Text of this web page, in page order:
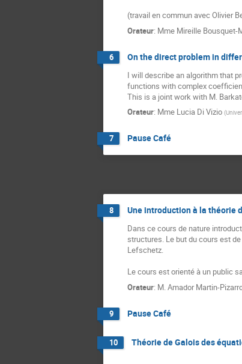
(travail en commun avec Olivier
Orateur: Mme Mireille Bousquet-
6 On the direct problem in
I will describe an algorithm that
functions with complex
This is a joint work with M.
Orateur: Mme Lucia Di Vizio (
7 Pause Café
8 Une introduction à la théorie
Dans ce cours de nature
structures. Le but du cours est
Lefschetz.
Le cours est orienté à un public
Orateur: M. Amador Martin-
9 Pause Café
10 Théorie de Galois des